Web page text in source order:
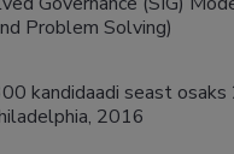
kandidaadi seast
2016